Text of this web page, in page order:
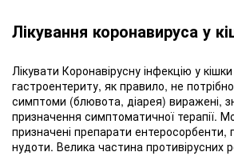
Лікування коронавируса у
Лікувати Коронавірусну інфекцію у
гастроентериту, як правило, не
симптоми (блювота, діарея) виражені,
призначення симптоматичної терапії.
призначені препарати ентеросорбенти,
нудоти. Велика частина противірусних